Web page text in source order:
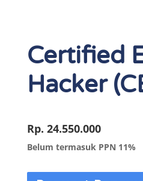
Certified
Hacker
Rp. 24.550.000
Belum termasuk PPN 11%